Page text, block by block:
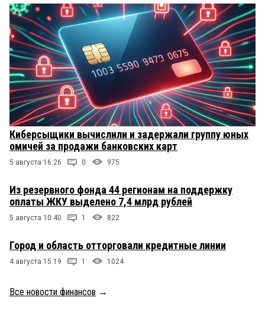
Киберсыщики вычислили и задержали группу юных
омичей за продажи банковских карт
5 августа 16:26 0 975
Из резервного фонда 44 регионам на поддержку
оплаты ЖКУ выделено 7,4 млрд рублей
5 августа 10:40 1 822
Город и область отторговали кредитные линии
4 августа 15:19 1 1024
Все новости финансов →